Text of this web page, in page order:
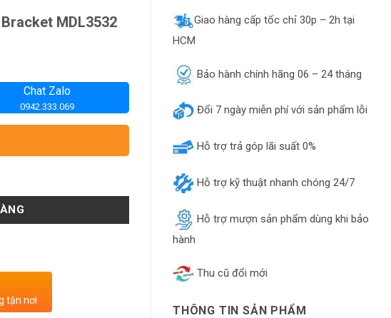
Giao hàng cấp tốc chỉ 30p – 2h tại
HCM
Bảo hành chính hãng 06 – 24 tháng
Đổi 7 ngày miễn phí với sản phẩm lỗi
Hỗ trợ trả góp lãi suất 0%
Hỗ trợ kỹ thuật nhanh chóng 24/7
Hỗ trợ mượn sản phẩm dùng khi bảo
hành
Thu cũ đổi mới
THÔNG TIN SẢN PHẨM
MDL3532
Chat Zalo
0942.333.069
tận nơi